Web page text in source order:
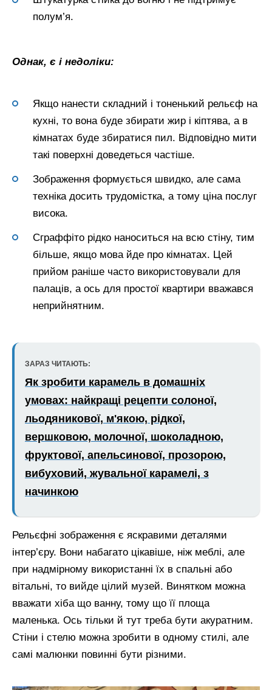
полум’я.
Однак, є і недоліки:
Якщо нанести складний і тоненький рельєф на
кухні, то вона буде збирати жир і кіптява, а в
кімнатах буде збиратися пил. Відповідно мити
такі поверхні доведеться частіше.
Зображення формується швидко, але сама
техніка досить трудомістка, а тому ціна послуг
висока.
Сграффіто рідко наноситься на всю стіну, тим
більше, якщо мова йде про кімнатах. Цей
прийом раніше часто використовували для
палаців, а ось для простої квартири вважався
неприйнятним.
ЗАРАЗ ЧИТАЮТЬ:
Як зробити карамель в домашніх
умовах: найкращі рецепти солоної,
льодяникової, м'якою, рідкої,
вершковою, молочної, шоколадною,
фруктової, апельсинової, прозорою,
вибуховий, жувальної карамелі, з
начинкою
Рельєфні зображення є яскравими деталями
інтер’єру. Вони набагато цікавіше, ніж меблі, але
при надмірному використанні їх в спальні або
вітальні, то вийде цілий музей. Винятком можна
вважати хіба що ванну, тому що її площа
маленька. Ось тільки й тут треба бути акуратним.
Стіни і стелю можна зробити в одному стилі, але
самі малюнки повинні бути різними.